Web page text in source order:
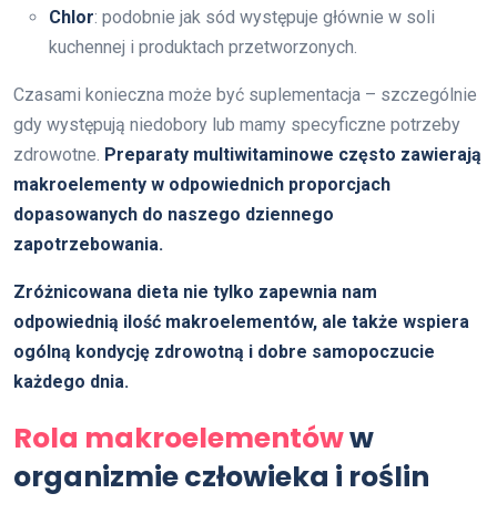
Chlor: podobnie jak sód występuje głównie w soli
kuchennej i produktach przetworzonych.
Czasami konieczna może być suplementacja – szczególnie
gdy występują niedobory lub mamy specyficzne potrzeby
zdrowotne. Preparaty multiwitaminowe często zawierają
makroelementy w odpowiednich proporcjach
dopasowanych do naszego dziennego
zapotrzebowania.
Zróżnicowana dieta nie tylko zapewnia nam
odpowiednią ilość makroelementów, ale także wspiera
ogólną kondycję zdrowotną i dobre samopoczucie
każdego dnia.
Rola makroelementóww
organizmie człowieka i roślin